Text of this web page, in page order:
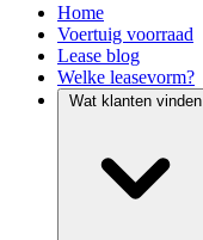
Home
Voertuig voorraad
Lease blog
Welke leasevorm?
Wat klanten vinden